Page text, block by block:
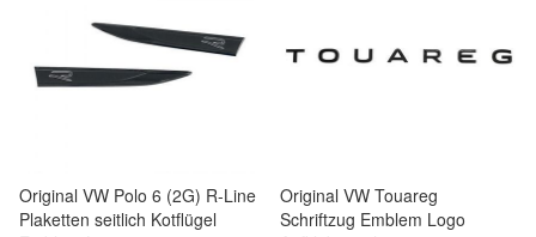
Original VW Polo 6 (2G) R-Line
Plaketten seitlich Kotflügel
Original VW Touareg
Schriftzug Emblem Logo